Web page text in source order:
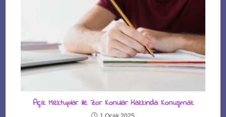
Açık Mektuplar ile Zor Konular Hakkında Konuşmak